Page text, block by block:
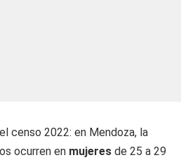
censo 2022: en Mendoza, la
ocurren en mujeres de 25 a 29